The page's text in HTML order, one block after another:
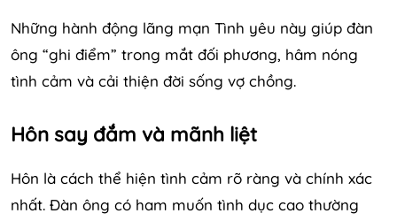
Những hành động lãng mạn Tình yêu này giúp đàn
ông “ghi điểm” trong mắt đối phương, hâm nóng
tình cảm và cải thiện đời sống vợ chồng.
Hôn say đắm và mãnh liệt
Hôn là cách thể hiện tình cảm rõ ràng và chính xác
nhất. Đàn ông có ham muốn tình dục cao thường